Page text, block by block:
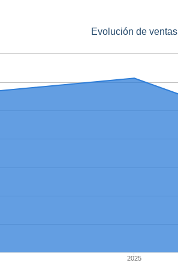
Evolución de ventas
2025